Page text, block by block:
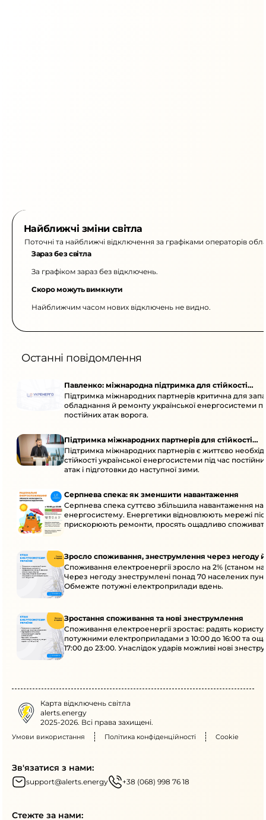
Найближчі зміни світла
Поточні та найближчі відключення за графіками операторів
Зараз без світла
За графіком зараз без відключень.
Скоро можуть вимкнути
Найближчим часом нових відключень не видно.
Останні повідомлення
Павленко: міжнародна підтримка для стійкості
енергосистеми
Підтримка міжнародних партнерів критична для
обладнання й ремонту української енергосистеми
постійних атак ворога.
Підтримка міжнародних партнерів для стійкості
енергосистеми
Підтримка міжнародних партнерів є життєво
стійкості української енергосистеми під час
атак і підготовки до наступної зими.
Серпнева спека: як зменшити навантаження
Серпнева спека суттєво збільшила навантаження на
енергосистему. Енергетики відновлюють мережі
прискорюють ремонти, просять ощадливо
Зросло споживання, знеструмлення через негоду
Споживання електроенергії зросло на 2% (станом на
Через негоду знеструмлені понад 70 населених
Обмежте потужні електроприлади вдень.
Зростання споживання та нові знеструмлення
Споживання електроенергії зростає: радять
потужними електроприладами з 10:00 до 16:00 та
17:00 до 23:00. Унаслідок ударів можливі нові
Карта відключень світла
alerts.energy
2025-2026. Всі права захищені.
Умови використання Політика конфіденційності Cookie
Зв'язатися з нами:
support@alerts.energy +38 (068) 998 76 18
Стежте за нами: